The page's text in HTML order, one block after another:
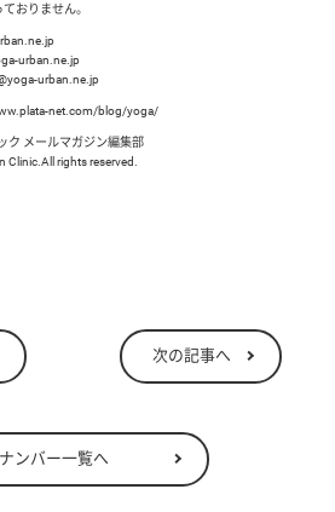
おりません。
urban.ne.jp
urban.ne.jp
net.com/blog/yoga/
ク メールマガジン編集部
rights reserved.
次の記事へ
ンバー一覧へ